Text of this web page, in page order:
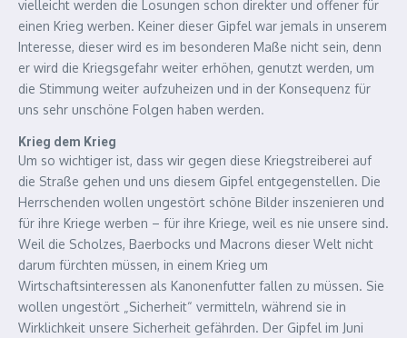
vielleicht werden die Losungen schon direkter und offener für
einen Krieg werben. Keiner dieser Gipfel war jemals in unserem
Interesse, dieser wird es im besonderen Maße nicht sein, denn
er wird die Kriegsgefahr weiter erhöhen, genutzt werden, um
die Stimmung weiter aufzuheizen und in der Konsequenz für
uns sehr unschöne Folgen haben werden.
Krieg dem Krieg
Um so wichtiger ist, dass wir gegen diese Kriegstreiberei auf
die Straße gehen und uns diesem Gipfel entgegenstellen. Die
Herrschenden wollen ungestört schöne Bilder inszenieren und
für ihre Kriege werben – für ihre Kriege, weil es nie unsere sind.
Weil die Scholzes, Baerbocks und Macrons dieser Welt nicht
darum fürchten müssen, in einem Krieg um
Wirtschaftsinteressen als Kanonenfutter fallen zu müssen. Sie
wollen ungestört „Sicherheit“ vermitteln, während sie in
Wirklichkeit unsere Sicherheit gefährden. Der Gipfel im Juni